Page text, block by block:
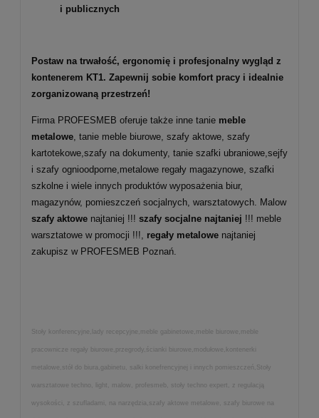
i publicznych
Postaw na trwałość, ergonomię i profesjonalny wygląd z
kontenerem KT1. Zapewnij sobie komfort pracy i idealnie
zorganizowaną przestrzeń!
Firma PROFESMEB oferuje także inne tanie meble
metalowe , tanie meble biurowe, szafy aktowe, szafy
kartotekowe,szafy na dokumenty, tanie szafki ubraniowe,sejfy
i szafy ognioodporne,metalowe regały magazynowe, szafki
szkolne i wiele innych produktów wyposażenia biur,
magazynów, pomieszczeń socjalnych, warsztatowych. Malow
szafy aktowe najtaniej !!! szafy socjalne najtaniej !!! meble
warsztatowe w promocji !!!, regały metalowe najtaniej
zakupisz w PROFESMEB Poznań.
Stoły konferencyjne,lady recepcyjne,meble gabinetowe,meble biurowe,meble
pracownicze regały biurowe,przegrody,ścianki biurowe,modułowe,kontenerki
metalowe,stół do biura,gabinetu, salki konefrencyjnej i innych pomieszczeń,Stoły
warsztatowe techno, light, malow, profesmeb, stoły techno expert, z regulacją
wysokości, z szufladami, na narzędzia,szafy aktowe metalowe, szafy biurowe na